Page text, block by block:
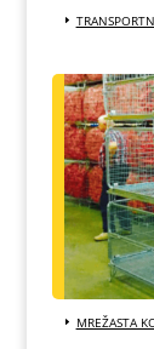
MREŽASTA